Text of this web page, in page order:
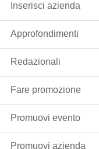
Inserisci azienda
Approfondimenti
Redazionali
Fare promozione
Promuovi evento
Promuovi azienda